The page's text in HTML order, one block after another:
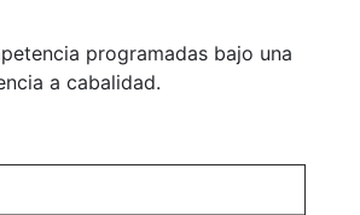
programadas bajo una
a cabalidad.